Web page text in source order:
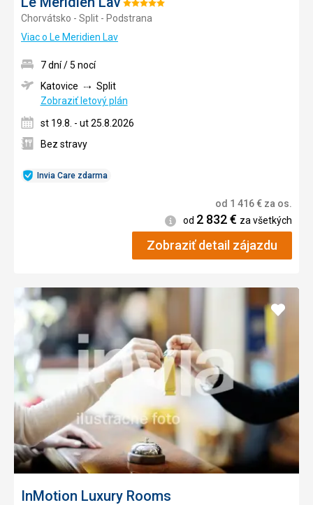
Hodnotenie:
5/5
Chorvátsko - Split - Podstrana
Viac o Le Meridien Lav
Invia Care zdarma
7 dní / 5 nocí
Katovice
Split
Zobraziť letový plán
st 19.8. - ut 25.8.2026
Bez stravy
od 1 416€ za os.
Informácie
od 2 832€ za všetkých
Zobraziť detail zájazdu
InMotion Luxury Rooms
Pridať